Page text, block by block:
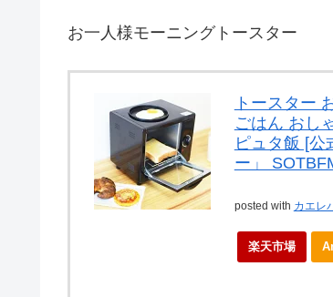
お一人様モーニングトースター
トースター
ごはん おし
ピュタ飯 [公
ー」
posted with カエレ
楽天市場